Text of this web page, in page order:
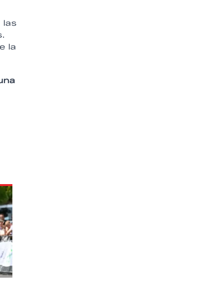
las
la